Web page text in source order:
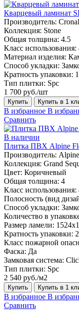
Кварцевый ламинат
Производитель:
Коллекция: Stone
Общая толщина: 4.5
Класс использования:
Материал изделия:
Способ укладки:
Кратность упаковки:
Тип плитки: Spc
1 700 руб./шт
Купить Купить в 1
В избранное В
Сравнить
В наличии
Плитка ПВХ Alpine
Производитель:
Коллекция: Grand
Цвет: Коричневый
Общая толщина: 4
Класс использования:
Полосность (вид
Способ укладки:
Количество в
Размер ламели:
Кратность упаковки:
Класс пожарной
Фаска: Да
Замковая система:
Тип плитки: Spc
2 540 руб./м2
Купить Купить в 1
В избранное В
Сравнить